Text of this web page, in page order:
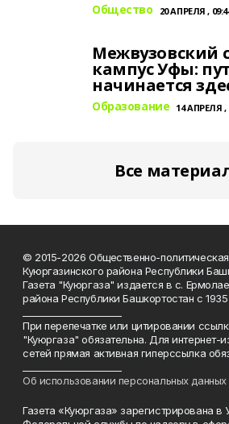
Общество 20 АПРЕЛЯ ,
Межвузовский
кампус Уфы:
начинается
Образование 14 АПРЕЛЯ ,
Все
© 2015-2026 Общественно-политическая
Куюргазинского района Республики
Газета "Куюргаза" издается в с.
района Республики Башкортостан с 1935
При перепечатке или цитировании
"Куюргаза" обязательна. Для интернет-
сетей прямая активная гиперссылка
Об использовании персональных данных
Газета «Куюргаза» зарегистрирована в